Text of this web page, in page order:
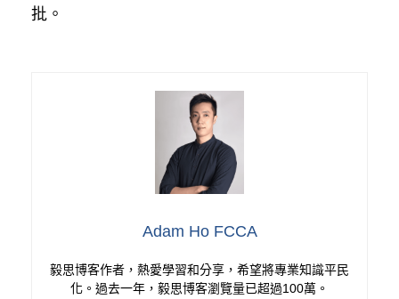
批。
Adam Ho FCCA
毅思博客作者，熱愛學習和分享，希望將專業知識平民
化。過去一年，毅思博客瀏覽量已超過100萬。